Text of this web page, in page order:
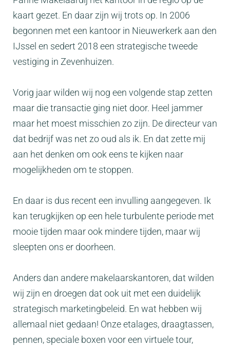
kaart gezet. En daar zijn wij trots op. In 2006
begonnen met een kantoor in Nieuwerkerk aan den
IJssel en sedert 2018 een strategische tweede
vestiging in Zevenhuizen.
Vorig jaar wilden wij nog een volgende stap zetten
maar die transactie ging niet door. Heel jammer
maar het moest misschien zo zijn. De directeur van
dat bedrijf was net zo oud als ik. En dat zette mij
aan het denken om ook eens te kijken naar
mogelijkheden om te stoppen.
En daar is dus recent een invulling aangegeven. Ik
kan terugkijken op een hele turbulente periode met
mooie tijden maar ook mindere tijden, maar wij
sleepten ons er doorheen.
Anders dan andere makelaarskantoren, dat wilden
wij zijn en droegen dat ook uit met een duidelijk
strategisch marketingbeleid. En wat hebben wij
allemaal niet gedaan! Onze etalages, draagtassen,
pennen, speciale boxen voor een virtuele tour,